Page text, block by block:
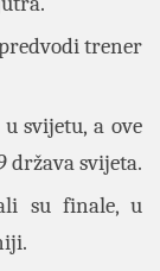
trener
svijetu, a ove
država svijeta.
su finale, u